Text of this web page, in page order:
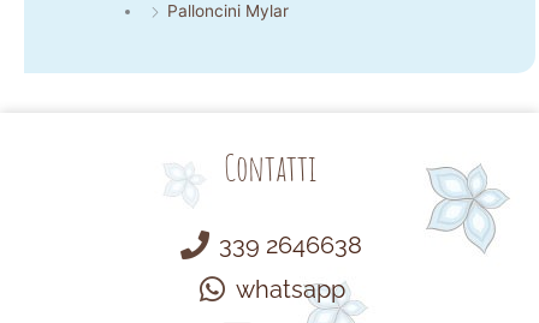
Palloncini Mylar
Contatti
339 2646638
whatsapp